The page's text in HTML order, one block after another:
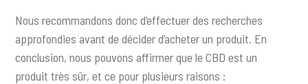
Nous recommandons donc d’effectuer des recherches
approfondies avant de décider d’acheter un produit. En
conclusion, nous pouvons affirmer que le CBD est un
produit très sûr, et ce pour plusieurs raisons :